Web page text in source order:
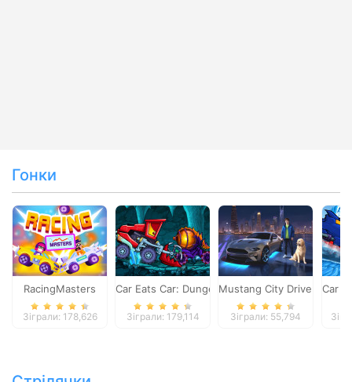
Гонки
RacingMasters
Зіграли: 178,626
Car Eats Car: Dungeon Adventure
Зіграли: 179,114
Mustang City Driver
Зіграли: 55,794
Car